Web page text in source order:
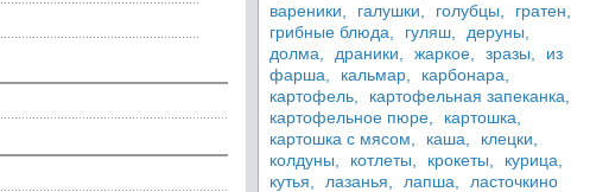
вареники,
галушки, голубцы,
гратен,
грибные блюда,
гуляш,
деруны,
долма,
драники, жаркое, зразы,
из
фарша,
кальмар,
карбонара,
картофель,
картофельная запеканка,
картофельное пюре,
картошка,
картошка с мясом,
каша,
клецки,
колдуны,
котлеты, крокеты,
курица,
кутья,
лазанья, лапша,
ласточкино